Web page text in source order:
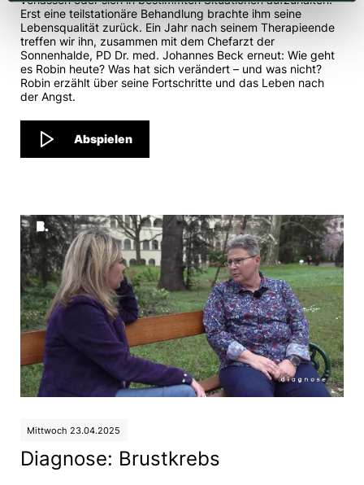
Erst eine teilstationäre Behandlung brachte ihm seine
Lebensqualität zurück. Ein Jahr nach seinem Therapieende
treffen wir ihn, zusammen mit dem Chefarzt der
Sonnenhalde, PD Dr. med. Johannes Beck erneut: Wie geht
es Robin heute? Was hat sich verändert – und was nicht?
Robin erzählt über seine Fortschritte und das Leben nach
der Angst.
Abspielen
Mittwoch 23.04.2025
Diagnose: Brustkrebs